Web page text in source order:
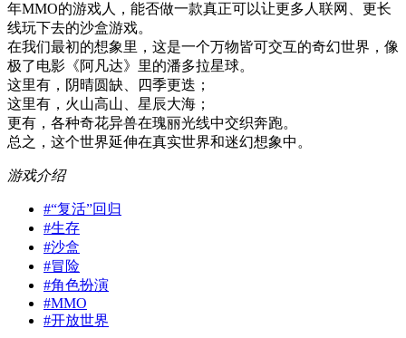
年MMO的游戏人，能否做一款真正可以让更多人联网、更长
线玩下去的沙盒游戏。
在我们最初的想象里，这是一个万物皆可交互的奇幻世界，像
极了电影《阿凡达》里的潘多拉星球。
这里有，阴晴圆缺、四季更迭；
这里有，火山高山、星辰大海；
更有，各种奇花异兽在瑰丽光线中交织奔跑。
总之，这个世界延伸在真实世界和迷幻想象中。
游戏介绍
#“复活”回归
#生存
#沙盒
#冒险
#角色扮演
#MMO
#开放世界